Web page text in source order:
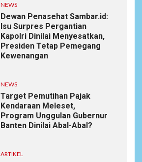
NEWS
Dewan Penasehat Sambar.id:
Isu Surpres Pergantian
Kapolri Dinilai Menyesatkan,
Presiden Tetap Pemegang
Kewenangan
NEWS
Target Pemutihan Pajak
Kendaraan Meleset,
Program Unggulan Gubernur
Banten Dinilai Abal-Abal?
ARTIKEL